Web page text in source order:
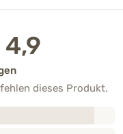
4,9
dieses Produkt.